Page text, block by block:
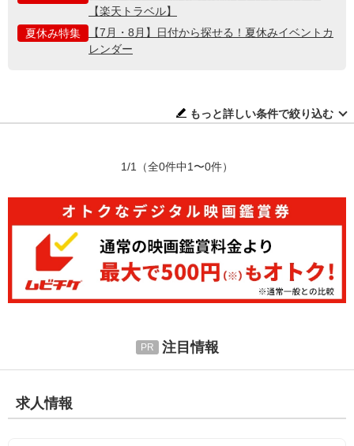
【楽天トラベル】
夏休み特集
【7月・8月】日付から探せる！夏休みイベントカ
レンダー
もっと詳しい条件で絞り込む
1/1 （全0件中1〜0件）
注目情報
求人情報